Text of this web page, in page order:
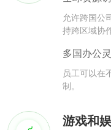
允许跨国公
持跨区域协
多国办公
员工可以在
制。
游戏和